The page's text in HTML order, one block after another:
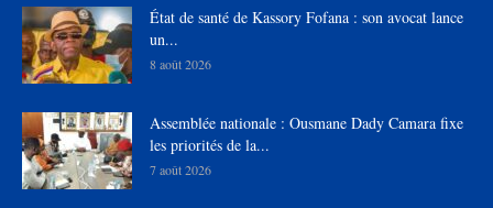
État de santé de Kassory Fofana : son avocat lance
un...
8 août 2026
Assemblée nationale : Ousmane Dady Camara fixe
les priorités de la...
7 août 2026